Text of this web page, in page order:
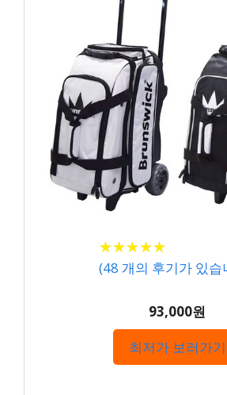
★★★★★
★★★★★
(48 개의 후기가 있습
93,000원
최저가 보러가기